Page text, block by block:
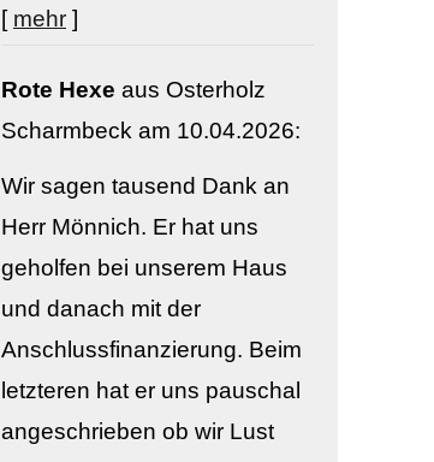
[ mehr ]
Rote Hexe aus Osterholz
Scharmbeck am 10.04.2026:
Wir sagen tausend Dank an
Herr Mönnich. Er hat uns
geholfen bei unserem Haus
und danach mit der
Anschlussfinanzierung. Beim
letzteren hat er uns pauschal
angeschrieben ob wir Lust